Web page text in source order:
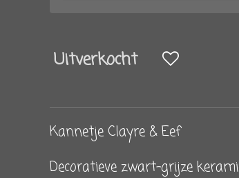
Uitverkocht
Kannetje Clayre & Eef
Decoratieve zwart-grijze